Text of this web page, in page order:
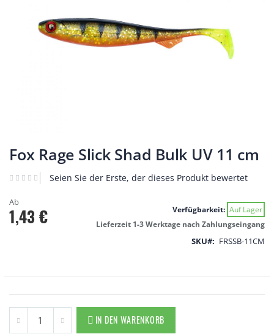
Anfang
der
Bildgalerie
springen
Fox Rage Slick Shad Bulk UV 11 cm
Seien Sie der Erste, der dieses Produkt bewertet
Ab
1,43 € Verfügbarkeit: Auf Lager
Lieferzeit 1-3 Werktage nach Zahlungseingang
SKU FRSSB-11CM
IN DEN WARENKORB